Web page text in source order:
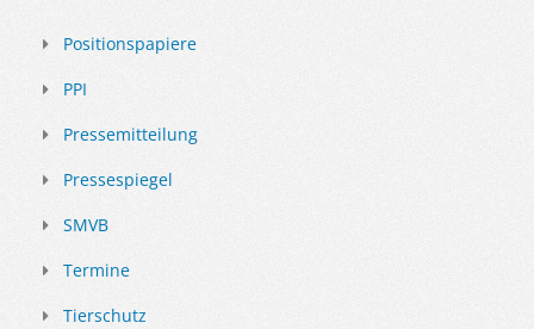
Positionspapiere
PPI
Pressemitteilung
Pressespiegel
SMVB
Termine
Tierschutz